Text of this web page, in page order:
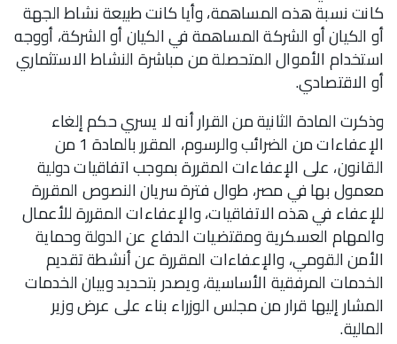
كانت نسبة هذه المساهمة، وأيا كانت طبيعة نشاط الجهة
أو الكيان أو الشركة المساهمة في الكيان أو الشركة، أووجه
استخدام الأموال المتحصلة من مباشرة النشاط الاستثماري
أو الاقتصادي.
وذكرت المادة الثانية من القرار أنه لا يسري حكم إلغاء
الإعفاءات من الضرائب والرسوم، المقرر بالمادة 1 من
القانون، على الإعفاءات المقررة بموجب اتفاقيات دولية
معمول بها في مصر، طوال فترة سريان النصوص المقررة
للإعفاء في هذه الاتفاقيات، والإعفاءات المقررة للأعمال
والمهام العسكرية ومقتضيات الدفاع عن الدولة وحماية
الأمن القومي، والإعفاءات المقررة عن أنشطة تقديم
الخدمات المرفقية الأساسية، ويصدر بتحديد وبيان الخدمات
المشار إليها قرار من مجلس الوزراء بناء على عرض وزير
المالية.